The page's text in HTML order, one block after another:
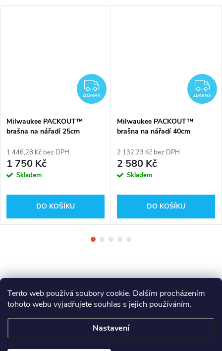
Tento web používá soubory cookie. Dalším procházením
tohoto webu vyjadřujete souhlas s jejich používáním.
Nastavení
ZDARMA
ZDARMA
Milwaukee PACKOUT™
brašna na nářadí 25cm
1 446,28 Kč bez DPH
1 750 Kč
Skladem
DO KOŠÍKU
ZDARMA
Milwaukee PACKOUT™
brašna na nářadí 40cm
2 132,23 Kč bez DPH
2 580 Kč
Skladem
DO KOŠÍKU
Z
á